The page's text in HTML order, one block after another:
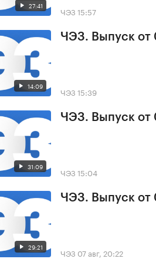
27:41 ЧЭЗ 15:57
14:09
ЧЭЗ. Выпуск от
ЧЭЗ 15:39
31:09
ЧЭЗ. Выпуск от
ЧЭЗ 15:04
29:21
ЧЭЗ. Выпуск от
ЧЭЗ 07 авг, 20:22